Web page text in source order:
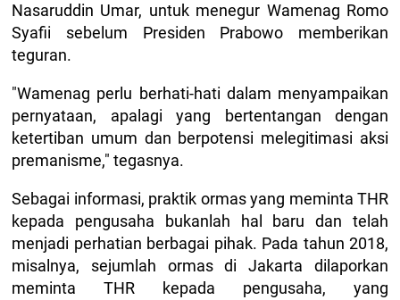
Nasaruddin Umar, untuk menegur Wamenag Romo
Syafii sebelum Presiden Prabowo memberikan
teguran.
"Wamenag perlu berhati-hati dalam menyampaikan
pernyataan, apalagi yang bertentangan dengan
ketertiban umum dan berpotensi melegitimasi aksi
premanisme," tegasnya.
Sebagai informasi, praktik ormas yang meminta THR
kepada pengusaha bukanlah hal baru dan telah
menjadi perhatian berbagai pihak. Pada tahun 2018,
misalnya, sejumlah ormas di Jakarta dilaporkan
meminta THR kepada pengusaha, yang